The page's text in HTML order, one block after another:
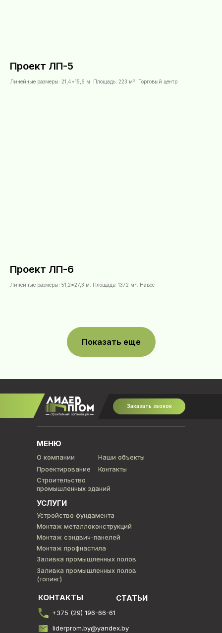
Проект ЛП-5
Линейные размеры: 21,4*15,6 м. Площадь: 223 м². Торговый центр
Проект ЛП-6
Линейные размеры: 51,2*27,3 м. Площадь: 1372 м². Навес
Показать еще
Заказать звонок
liderprom.by@yandex.by
+375 (29) 196-66-61
Заливка промышленных полов
(топинг)
Заливка промышленных полов
(топинг)
Заливка промышленных полов
Заливка промышленных полов
Монтаж профнастила
Монтаж профнастила
Монтаж сэндвич-панелей
Монтаж сэндвич-панелей
Монтаж металлоконструкций
Монтаж металлоконструкций
Устройство фундамента
Устройство фундамента
Строительство
промышленных зданий
Строительство
промышленных зданий
Наши объекты
Наши объекты
Контакты
Контакты
Проектирование
Проектирование
О компании
О компании
КОНТАКТЫ
УСЛУГИ
СТАТЬИ
МЕНЮ